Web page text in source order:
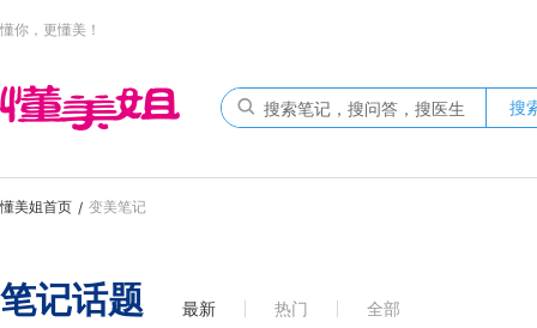
懂你，更懂美！
搜
懂美姐首页 / 变美笔记
笔记话题 最新 热门 全部